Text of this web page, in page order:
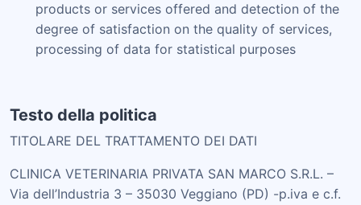
products or services offered and detection of the
degree of satisfaction on the quality of services,
processing of data for statistical purposes
Testo della politica
TITOLARE DEL TRATTAMENTO DEI DATI
CLINICA VETERINARIA PRIVATA SAN MARCO S.R.L. –
Via dell’Industria 3 – 35030 Veggiano (PD) -p.iva e c.f.